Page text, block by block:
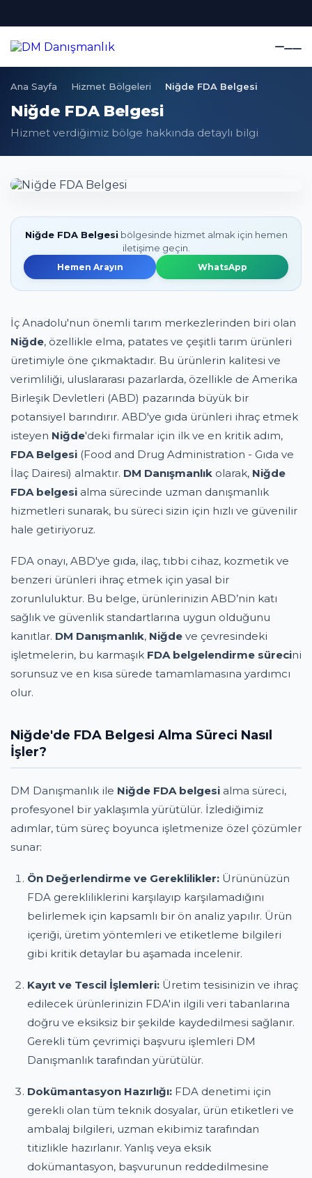
Ana Sayfa Hizmet Bölgeleri Niğde FDA Belgesi
Niğde FDA Belgesi
Hizmet verdiğimiz bölge hakkında detaylı bilgi
Niğde FDA Belgesi bölgesinde hizmet almak için hemen
iletişime geçin.
Hemen Arayın WhatsApp
İç Anadolu'nun önemli tarım merkezlerinden biri olan
Niğde, özellikle elma, patates ve çeşitli tarım ürünleri
üretimiyle öne çıkmaktadır. Bu ürünlerin kalitesi ve
verimliliği, uluslararası pazarlarda, özellikle de Amerika
Birleşik Devletleri (ABD) pazarında büyük bir
potansiyel barındırır. ABD'ye gıda ürünleri ihraç etmek
isteyen Niğde'deki firmalar için ilk ve en kritik adım,
FDA Belgesi (Food and Drug Administration - Gıda ve
İlaç Dairesi) almaktır. DM Danışmanlık olarak, Niğde
FDA belgesi alma sürecinde uzman danışmanlık
hizmetleri sunarak, bu süreci sizin için hızlı ve güvenilir
hale getiriyoruz.
FDA onayı, ABD'ye gıda, ilaç, tıbbi cihaz, kozmetik ve
benzeri ürünleri ihraç etmek için yasal bir
zorunluluktur. Bu belge, ürünlerinizin ABD’nin katı
sağlık ve güvenlik standartlarına uygun olduğunu
kanıtlar. DM Danışmanlık, Niğde ve çevresindeki
işletmelerin, bu karmaşık FDA belgelendirme sürecini
sorunsuz ve en kısa sürede tamamlamasına yardımcı
olur.
Niğde'de FDA Belgesi Alma Süreci Nasıl
İşler?
DM Danışmanlık ile Niğde FDA belgesi alma süreci,
profesyonel bir yaklaşımla yürütülür. İzlediğimiz
adımlar, tüm süreç boyunca işletmenize özel çözümler
sunar:
Ön Değerlendirme ve Gereklilikler: Ürününüzün
FDA gerekliliklerini karşılayıp karşılamadığını
belirlemek için kapsamlı bir ön analiz yapılır. Ürün
içeriği, üretim yöntemleri ve etiketleme bilgileri
gibi kritik detaylar bu aşamada incelenir.
Kayıt ve Tescil İşlemleri: Üretim tesisinizin ve ihraç
edilecek ürünlerinizin FDA'in ilgili veri tabanlarına
doğru ve eksiksiz bir şekilde kaydedilmesi sağlanır.
Gerekli tüm çevrimiçi başvuru işlemleri DM
Danışmanlık tarafından yürütülür.
Dokümantasyon Hazırlığı: FDA denetimi için
gerekli olan tüm teknik dosyalar, ürün etiketleri ve
ambalaj bilgileri, uzman ekibimiz tarafından
titizlikle hazırlanır. Yanlış veya eksik
dokümantasyon, başvurunun reddedilmesine